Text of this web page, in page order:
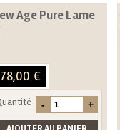
Age Pure Lame
78,00 €